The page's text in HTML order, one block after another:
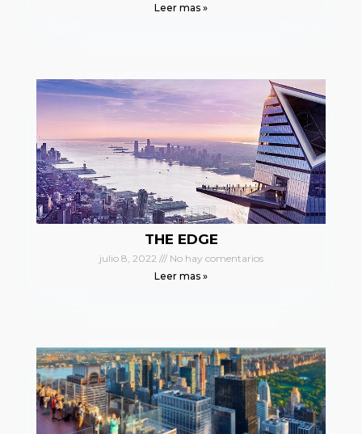
Leer mas »
THE EDGE
julio 8, 2022
No hay comentarios
Leer mas »